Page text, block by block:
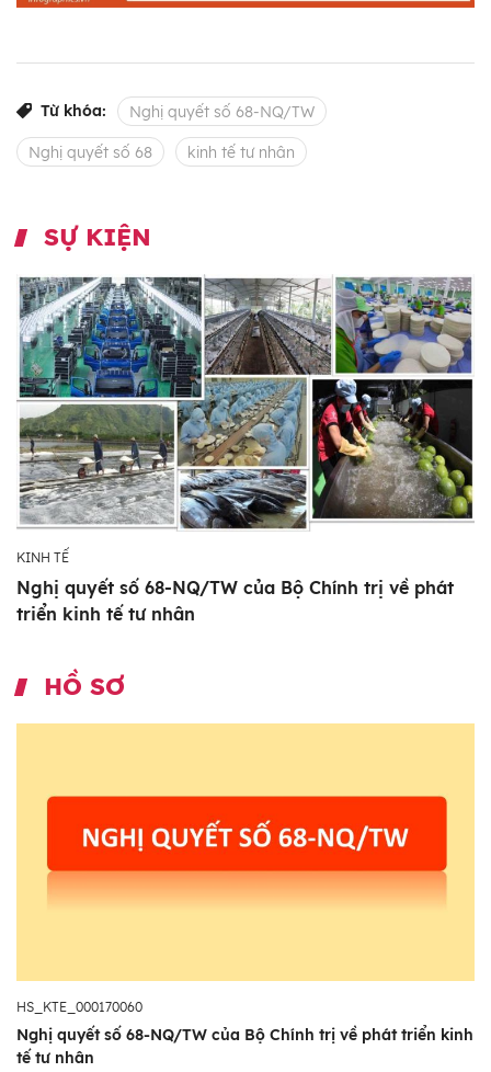
Từ khóa: Nghị quyết số 68-NQ/TW
Nghị quyết số 68 kinh tế tư nhân
SỰ KIỆN
KINH TẾ
Nghị quyết số 68-NQ/TW của Bộ Chính trị về phát
triển kinh tế tư nhân
HỒ SƠ
HS_KTE_000170060
Nghị quyết số 68-NQ/TW của Bộ Chính trị về phát triển kinh
tế tư nhân